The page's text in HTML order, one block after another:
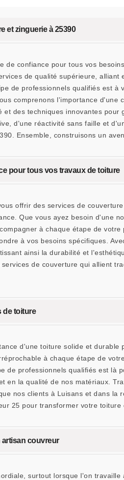
et zinguerie à 25390
de confiance pour tous vos
de qualité supérieure,
de professionnels qualifiés est
comprenons l'importance d'une
des techniques innovantes
d'une réactivité sans faille et
Ensemble, construisons un
pour tous vos travaux de toiture
offrir des services de
Que vous ayez besoin d'une
à chaque étape de
à vos besoins spécifiques.
ainsi la durabilité et
de couverture qui allient
de toiture
d'une toiture solide et
à chaque étape de
de professionnels qualifiés est là
en la qualité de nos matériaux.
nos clients à Luisans et dans la
25 pour transformer votre
artisan couvreur
surtout lorsque l'on